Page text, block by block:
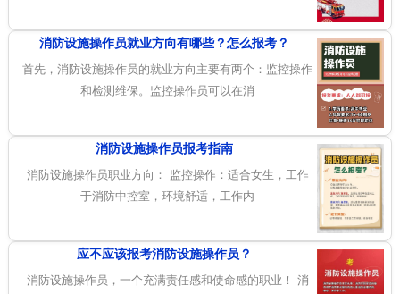
消防设施操作员就业方向有哪些？怎么报考？
首先，消防设施操作员的就业方向主要有两个：监控操作
和检测维保。监控操作员可以在消
消防设施操作员报考指南
消防设施操作员职业方向： 监控操作：适合女生，工作
于消防中控室，环境舒适，工作内
应不应该报考消防设施操作员？
消防设施操作员，一个充满责任感和使命感的职业！ 消